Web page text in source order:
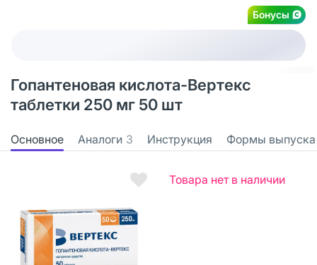
Бонусы
Гопантеновая кислота-Вертекс
таблетки 250 мг 50 шт
Основное Аналоги 3 Инструкция Формы выпуска
Товара нет в наличии